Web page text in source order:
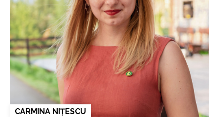
CARMINA NIȚESCU